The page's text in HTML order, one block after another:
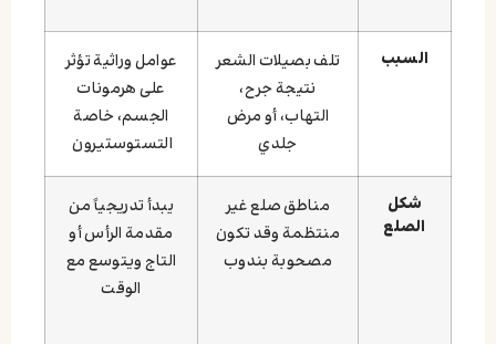
السبب
تلف بصيلات الشعر
نتيجة جرح،
التهاب، أو مرض
جلدي
عوامل وراثية تؤثر
على هرمونات
الجسم، خاصة
التستوستيرون
شكل
الصلع
مناطق صلع غير
منتظمة وقد تكون
مصحوبة بندوب
يبدأ تدريجياً من
مقدمة الرأس أو
التاج ويتوسع مع
الوقت